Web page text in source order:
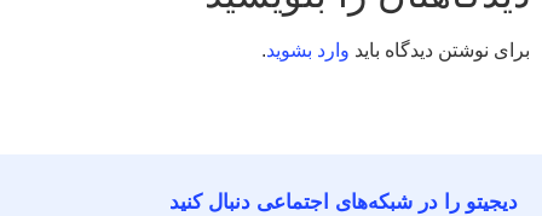
برای نوشتن دیدگاه باید وارد بشوید.
دیجیتو را در شبکه‌های اجتماعی دنبال کنید